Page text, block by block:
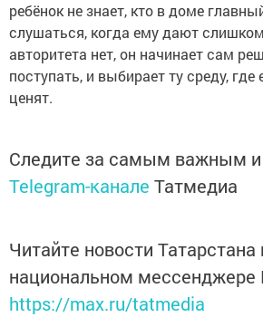
ребёнок не знает, кто в доме
слушаться, когда ему дают
авторитета нет, он начинает сам
поступать, и выбирает ту среду, где
ценят.
Следите за самым важным
Telegram-канале Татмедиа
Читайте новости Татарстана
национальном мессенджере
https://max.ru/tatmedia